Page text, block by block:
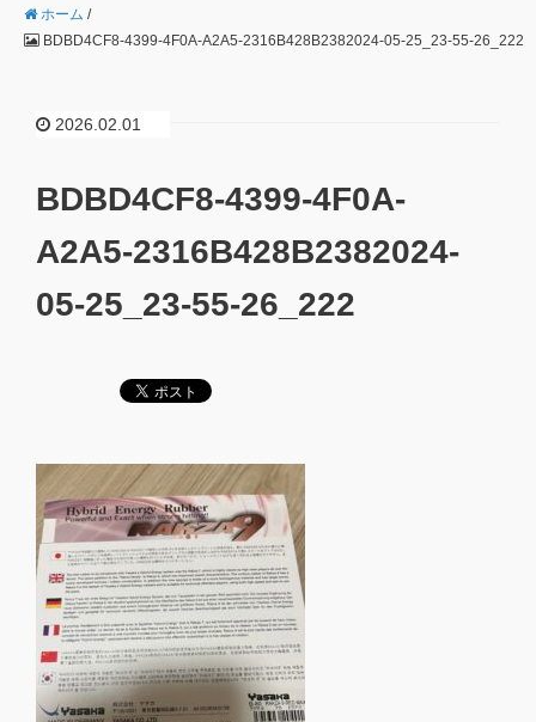
ホーム /
BDBD4CF8-4399-4F0A-A2A5-2316B428B2382024-05-25_23-55-26_222
2026.02.01
BDBD4CF8-4399-4F0A-
A2A5-2316B428B2382024-
05-25_23-55-26_222